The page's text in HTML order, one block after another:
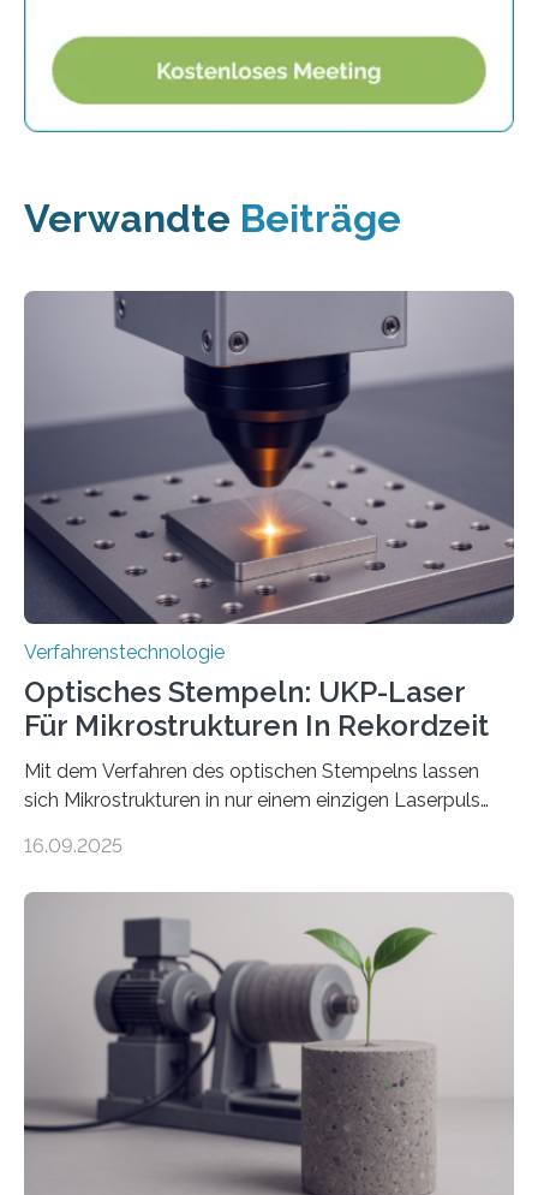
Verwandte Beiträge
Verfahrenstechnologie
Optisches Stempeln: UKP-Laser
Für Mikrostrukturen In Rekordzeit
Mit dem Verfahren des optischen Stempelns lassen
sich Mikrostrukturen in nur einem einzigen Laserpuls
zeitaufwändiges Abscannen der Fläche. Am Fraunhofer
RWTH Aachen den Strahl eines Ultrakurzpulslasers
mithilfe eines Spatial Light Modulators (SLM) exakt in
das gewünschte Muster und bringen es direkt auf die
Werkstückoberfläche. Das beschleunigt die
Bearbeitung deutlich und eröffnet neue Möglichkeiten
für Branchen wie die stahl- und metallverarbeitende
Industrie oder die Glasverarbeitung. Erste Tests…
16.09.2025